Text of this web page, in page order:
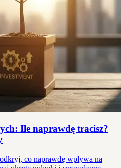
Ile naprawdę tracisz?
co naprawdę wpływa na